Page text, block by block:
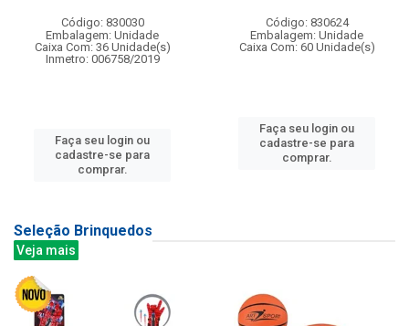
Código: 830030
Embalagem: Unidade
Caixa Com: 36 Unidade(s)
Inmetro: 006758/2019
Faça seu login ou
cadastre-se para
comprar.
Código: 830624
Embalagem: Unidade
Caixa Com: 60 Unidade(s)
Faça seu login ou
cadastre-se para
comprar.
Seleção Brinquedos
Veja mais